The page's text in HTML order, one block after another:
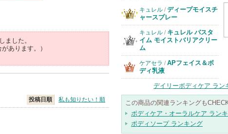
ました。
あります。）
投稿日順 私も知りたい！順
キュレル / ディープモイスチ
ャースプレー
キュレル / キュレル バスタ
イム モイストバリアクリー
ム
ケアセラ / APフェイス＆ボ
ディ乳液
デイリーボディケア ラン
この商品の関連ランキングもCHECK
ボディケア・オーラルケア ラン
ボディソープ ランキング